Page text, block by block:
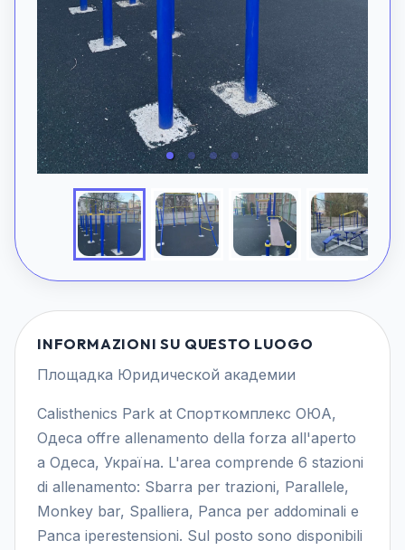
INFORMAZIONI SU QUESTO LUOGO
Площадка Юридической академии
Calisthenics Park at Спорткомплекс ОЮА,
Одеса offre allenamento della forza all'aperto
a Одеса, Україна. L'area comprende 6 stazioni
di allenamento: Sbarra per trazioni, Parallele,
Monkey bar, Spalliera, Panca per addominali e
Panca iperestensioni. Sul posto sono disponibili